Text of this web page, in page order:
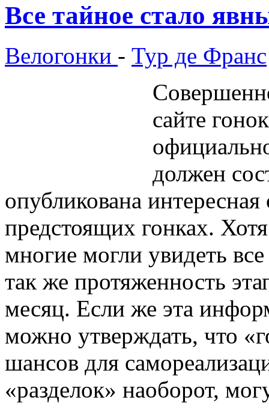
Все тайное стало
Велогонки - Тур де Франс
сайте
должен
опубликована интересная
предстоящих гонках.
многие могли увидеть
так же протяженность
месяц. Если же эта
можно утверждать, что
шансов для
«разделок» наоборот,